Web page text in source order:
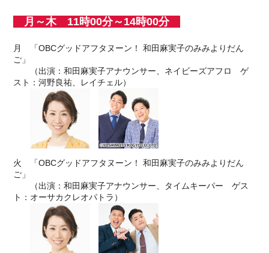
月～木 11時00分～14時00分
月 「OBCグッドアフタヌーン！ 和田麻実子のみみよりだん
ご」
（出演：和田麻実子アナウンサー、ネイビーズアフロ ゲ
スト：河野良祐、レイチェル）
火 「OBCグッドアフタヌーン！ 和田麻実子のみみよりだん
ご」
（出演：和田麻実子アナウンサー、タイムキーパー ゲス
ト：オーサカクレオパトラ）